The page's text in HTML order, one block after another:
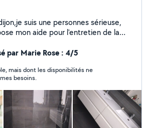
suis une personnes sérieuse,
mon aide pour l'entretien de la
vos animaux à vos domicile (balade
,nourrire les chats,ou nourrire les
garder vos enfants à votre
des enfants )les
le contacte avec
disponible à tout moment .
contacter je serais ravis de vous
par Marie Rose : 4/5
mais dont les disponibilités ne
besoins.